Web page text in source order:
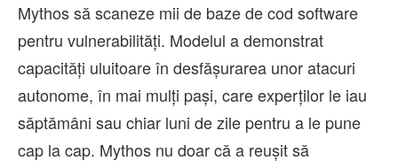
Mythos să scaneze mii de baze de cod software
pentru vulnerabilități. Modelul a demonstrat
capacități uluitoare în desfășurarea unor atacuri
autonome, în mai mulți pași, care experților le iau
săptămâni sau chiar luni de zile pentru a le pune
cap la cap. Mythos nu doar că a reușit să